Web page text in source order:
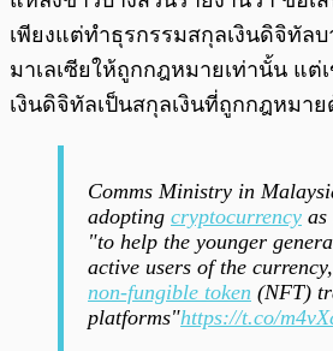
เพียงแต่ทำธุรกรรมสกุลเงินดิจิทัลบ
มาเลเซียให้ถูกกฎหมายเท่านั้น แต่
เงินดิจิทัลเป็นสกุลเงินที่ถูกกฎหมาย
Comms Ministry in
adopting cryptocurrency as
"to help the younger
active users of the
non-fungible token (NFT)
platforms"https://t.co/